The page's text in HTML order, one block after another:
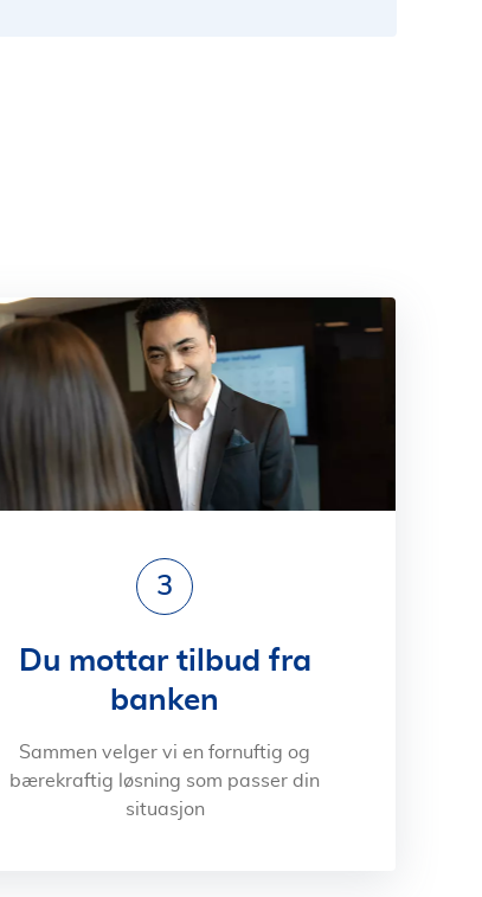
3
Du mottar tilbud fra
banken
Sammen velger vi en fornuftig og
bærekraftig løsning som passer din
situasjon